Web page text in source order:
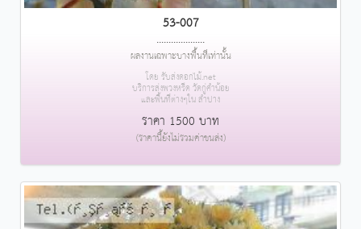
53-007
....................
ผลงานเฉพาะบางพื้นที่เท่านั้น
โดย รับส่งดอกไม้.net
บริการส่งพวงหรีด วัดกู่คำน้อย
และพื้นที่ต่างๆใน ลำปาง
ราคา 1500 บาท
(ราคานี้ยังไม่รวมค่าขนส่ง)